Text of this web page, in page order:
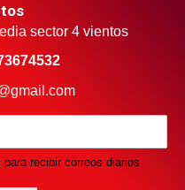
sector 4 vientos
recibir correos diarios